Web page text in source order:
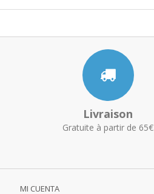
Livraison
Gratuite à partir de 65€
MI CUENTA